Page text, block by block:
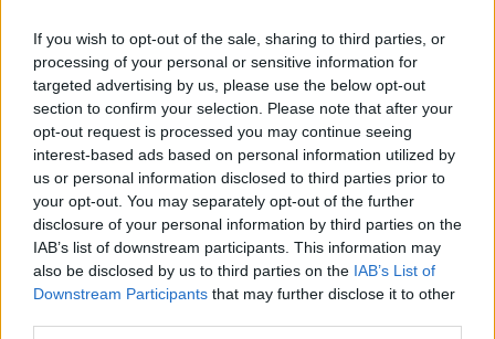
If you wish to opt-out of the sale, sharing to third parties, or
processing of your personal or sensitive information for
targeted advertising by us, please use the below opt-out
section to confirm your selection. Please note that after your
opt-out request is processed you may continue seeing
interest-based ads based on personal information utilized by
us or personal information disclosed to third parties prior to
your opt-out. You may separately opt-out of the further
disclosure of your personal information by third parties on the
IAB’s list of downstream participants. This information may
also be disclosed by us to third parties on the IAB’s List of
Downstream Participants that may further disclose it to other
legyen a Google-találatokban!
Kövess minket, és értesülj a friss hírekről a